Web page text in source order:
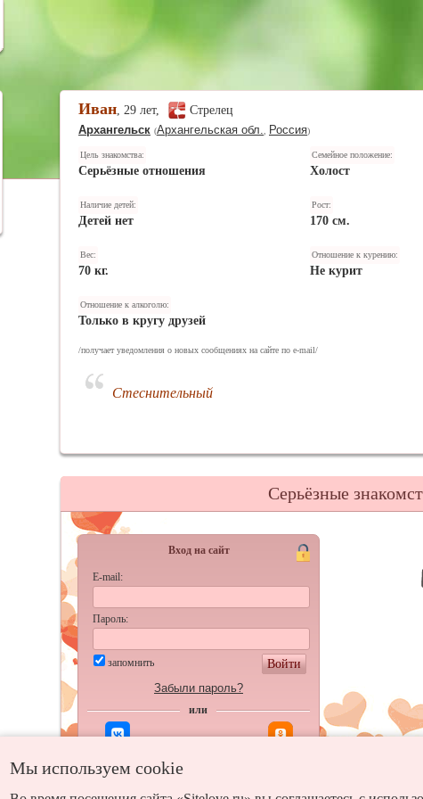
Иван, 29 лет,
Стрелец
Архангельск (Архангельская обл. Россия)
Цель знакомства:
Серьёзные отношения
Семейное положение:
Холост
Наличие детей:
Детей нет
Рост:
170 см.
Вес:
70 кг.
Отношение к курению:
Не курит
Отношение к алкоголю:
Только в кругу друзей
/получает уведомления о новых сообщениях на сайте по e-mail/
Стеснительный
Мы используем сookie
Серьёзные
Вход на сайт
E-mail:
Пароль:
запомнить
Войти
Забыли пароль?
или